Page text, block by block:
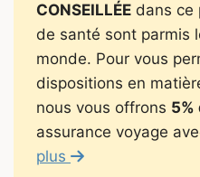
CONSEILLÉE dans ce
de santé sont parmis
monde. Pour vous
dispositions en
nous vous offrons 5%
assurance voyage
plus